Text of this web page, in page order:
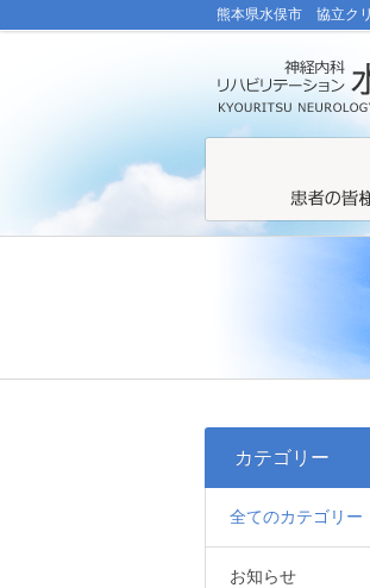
熊本県水俣市 協立クリ
カテゴリー
全てのカテゴリー
お知らせ